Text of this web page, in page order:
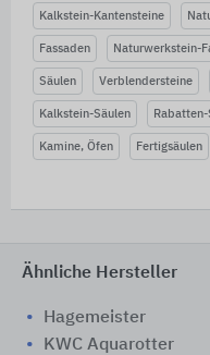
Kalkstein-Kantensteine
Fassaden Naturwerkstein-
Säulen Verblendersteine
Kalkstein-Säulen
Kamine, Öfen Fertigsäulen
Ähnliche Hersteller
Hagemeister
KWC Aquarotter